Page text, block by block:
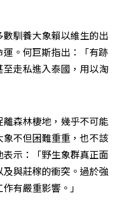
馴養大象賴以維生的出
。何巨斯指出：「有跡
走私進入泰國，用以淘
森林棲地，幾乎不可能
不但困難重重，也不該
示：「野生象群真正面
與莊稼的衝突。過於強
有嚴重影響。」